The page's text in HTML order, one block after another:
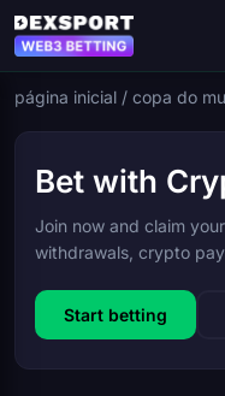
página inicial / copa do
Bet with
Join now and claim
withdrawals, crypto
Start betting